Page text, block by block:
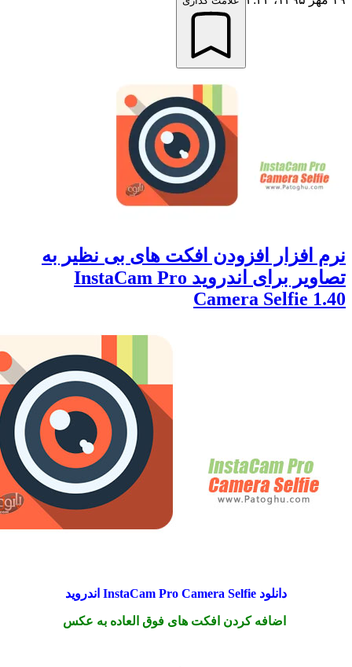
افزار افزودن افکت های بی نظیر به
تصاویر برای اندروید InstaCam Pro
Camera Selfie
اضافه کردن افکت های فوق العاده به عکس